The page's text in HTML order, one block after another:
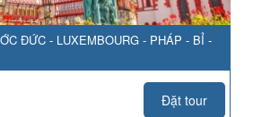
ĐỨC - LUXEMBOURG - PHÁP - BỈ -
Đặt tour